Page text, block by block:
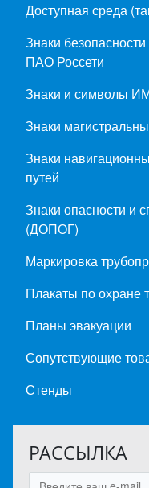
Доступная среда
Знаки
ПАО Россети
Знаки и символы
Знаки
Знаки
путей
Знаки опасности и
(ДОПОГ)
Маркировка
Плакаты по охране
Планы эвакуации
Сопутствующие
Стенды
РАССЫЛКА